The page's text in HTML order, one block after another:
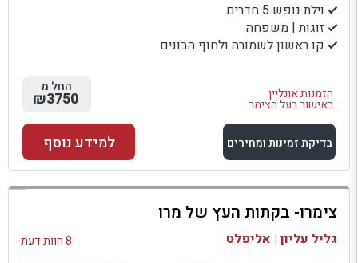
וילת נופש 5 חדרים
זוגות | משפחה
קו ראשון לשמורה ולחוף הבונים
הזמנות אונליין
באישור בעל הצימר
החל מ
₪3750
בדיקת זמינות ומחירים
למתחם זה
בדיקת זמינות ומחירים
למידע נוסף
צימרו- בקתות העץ של מרו
גליל עליון | אליפלט 8 חוות דעת